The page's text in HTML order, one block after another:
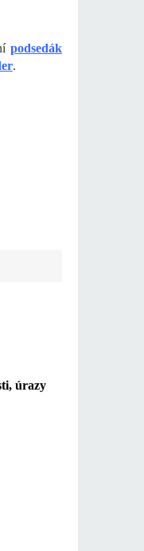
podsedák
.
úrazy